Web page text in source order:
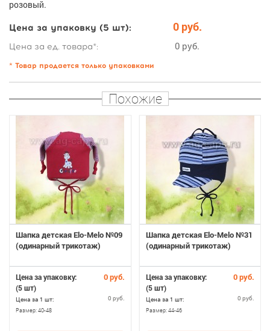
розовый.
Цена за упаковку (5 шт): 0 руб.
Цена за ед. товара*: 0 руб.
* Товар продается только упаковками
Похожие
Шапка детская Elo-Melo №09
(одинарный трикотаж)
Цена за упаковку: 0 руб.
(5 шт)
Цена за 1 шт: 0 руб.
Размер:40-48
Шапка детская Elo-Melo №31
(одинарный трикотаж)
Цена за упаковку: 0 руб.
(5 шт)
Цена за 1 шт: 0 руб.
Размер: 44-46